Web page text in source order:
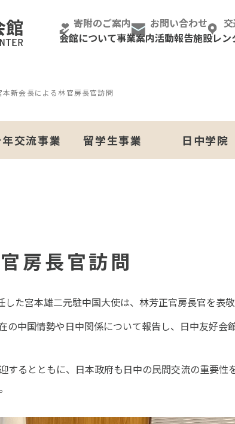
寄附のご案内 お問い合わせ
会館について事業案内活動報告施設レン
本新会長による林官房長官訪問
交流事業 留学生事業 日中学院
房長官訪問
た宮本雄二元駐中国大使は、林芳正官房長官を表敬
の中国情勢や日中関係について報告し、日中友好会
するとともに、日本政府も日中の民間交流の重要性